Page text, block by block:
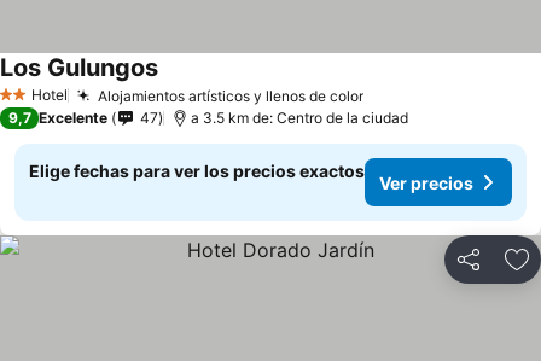
2 Estrellas
Hotel Alojamientos artísticos y llenos de color
Los Gulungos
9,7 Excelente 47 a 3.5 km de: Centro de la ciudad
Elige fechas para ver los precios exactos
Ver precios
Compartir